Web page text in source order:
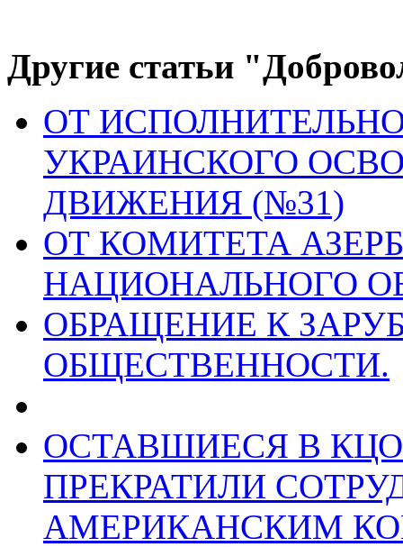
Другие статьи
ОТ
УКРАИНСКОГО
ДВИЖЕНИЯ (№31)
ОТ КОМИТЕТА
НАЦИОНАЛЬНОГО
ОБРАЩЕНИЕ К
ОБЩЕСТВЕННОСТИ.
ОСТАВШИЕСЯ В
ПРЕКРАТИЛИ
АМЕРИКАНСКИМ